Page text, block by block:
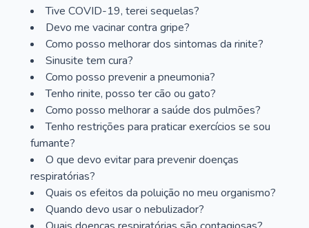
Tive COVID-19, terei sequelas?
Devo me vacinar contra gripe?
Como posso melhorar dos sintomas da rinite?
Sinusite tem cura?
Como posso prevenir a pneumonia?
Tenho rinite, posso ter cão ou gato?
Como posso melhorar a saúde dos pulmões?
Tenho restrições para praticar exercícios se sou
fumante?
O que devo evitar para prevenir doenças
respiratórias?
Quais os efeitos da poluição no meu organismo?
Quando devo usar o nebulizador?